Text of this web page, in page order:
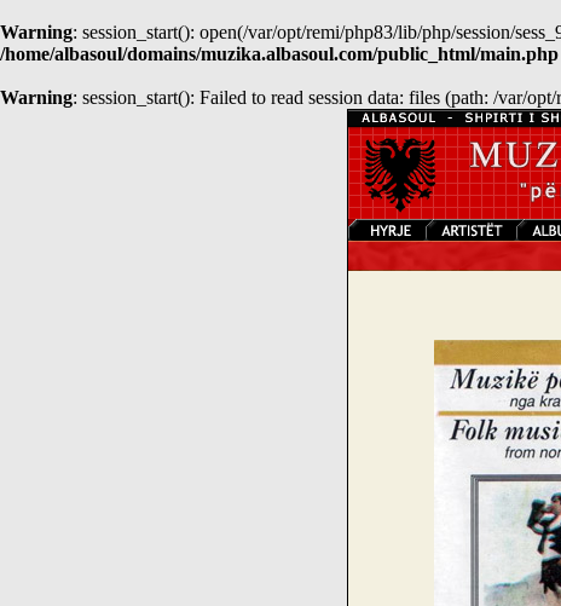
Warning: session_start(): open(/var/opt/remi/php83/lib/php/session/
/home/albasoul/domains/muzika.albasoul.com/public_html/main.php
Warning: session_start(): Failed to read session data: files (path: /var/